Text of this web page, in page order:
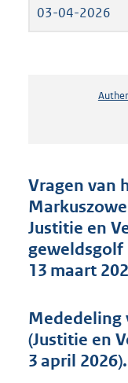
03-04-2026
Vragen van
Justitie en
geweldsgolf
13 maart
Mededeling
(Justitie en
3 april 2026).